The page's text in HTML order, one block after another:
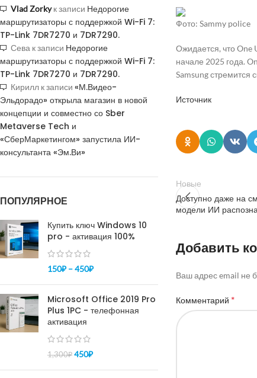
Vlad Zorkyк записи Недорогие
маршрутизаторы с поддержкой Wi-Fi 7:
TP-Link 7DR7270 и 7DR7290.
Сева к записи Недорогие
маршрутизаторы с поддержкой Wi-Fi 7:
TP-Link 7DR7270 и 7DR7290.
Кирилл к записи «М.Видео-
Эльдорадо» открыла магазин в новой
концепции и совместно со Sber
Metaverse Tech и
«СберМаркетингом» запустила ИИ-
консультанта «Эм.Ви»
ПОПУЛЯРНОЕ
Купить ключ Windows 10
pro - активация 100%
150₽ –450₽
Microsoft Office 2019 Pro
Plus 1PC - телефонная
активация
1,300₽ 450₽
Фото: Sammy police
Ожидается, что One
начале 2025 года.
Samsung стремится
Источник
Новые
Доступно даже на
модели ИИ
Добавить
Ваш адрес email не
Комментарий *